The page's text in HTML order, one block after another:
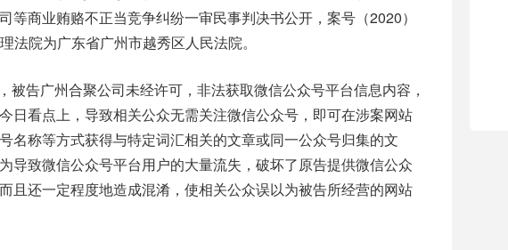
等商业贿赂不正当竞争纠纷一审民事判决书公开，案号（2020）
法院为广东省广州市越秀区人民法院。
被告广州合聚公司未经许可，非法获取微信公众号平台信息内容，
日看点上，导致相关公众无需关注微信公众号，即可在涉案网站
名称等方式获得与特定词汇相关的文章或同一公众号归集的文
导致微信公众号平台用户的大量流失，破坏了原告提供微信公众
且还一定程度地造成混淆，使相关公众误以为被告所经营的网站